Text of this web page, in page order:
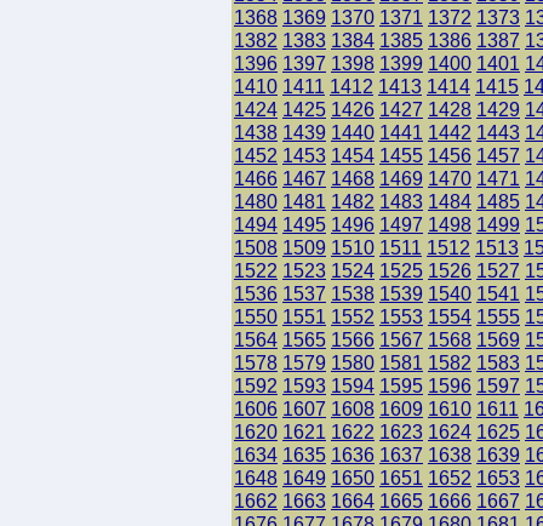
1368 1369 1370 1371 1372 1373
1382 1383 1384 1385 1386 1387
1396 1397 1398 1399 1400 1401
1410 1411 1412 1413 1414 1415
1424 1425 1426 1427 1428 1429
1438 1439 1440 1441 1442 1443
1452 1453 1454 1455 1456 1457
1466 1467 1468 1469 1470 1471
1480 1481 1482 1483 1484 1485
1494 1495 1496 1497 1498 1499
1508 1509 1510 1511 1512 1513
1522 1523 1524 1525 1526 1527
1536 1537 1538 1539 1540 1541
1550 1551 1552 1553 1554 1555
1564 1565 1566 1567 1568 1569
1578 1579 1580 1581 1582 1583
1592 1593 1594 1595 1596 1597
1606 1607 1608 1609 1610 1611
1620 1621 1622 1623 1624 1625
1634 1635 1636 1637 1638 1639
1648 1649 1650 1651 1652 1653
1662 1663 1664 1665 1666 1667